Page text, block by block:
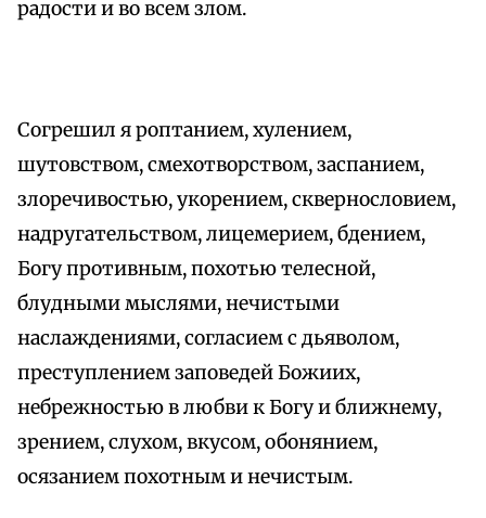
радости и во всем злом.
Согрешил я роптанием, хулением,
шутовством, смехотворством, заспанием,
злоречивостью, укорением, сквернословием,
надругательством, лицемерием, бдением,
Богу противным, похотью телесной,
блудными мыслями, нечистыми
наслаждениями, согласием с дьяволом,
преступлением заповедей Божиих,
небрежностью в любви к Богу и ближнему,
зрением, слухом, вкусом, обонянием,
осязанием похотным и нечистым.